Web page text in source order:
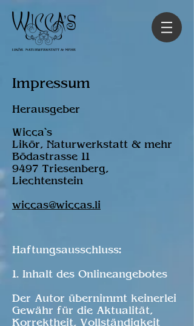
Impressum
Herausgeber
Wicca`s
Likör, Naturwerkstatt & mehr
Bödastrasse 11
9497 Triesenberg,
Liechtenstein
wiccas@wiccas.li
Haftungsausschluss:
1. Inhalt des Onlineangebotes
Der Autor übernimmt keinerlei
Gewähr für die Aktualität,
Korrektheit, Vollständigkeit